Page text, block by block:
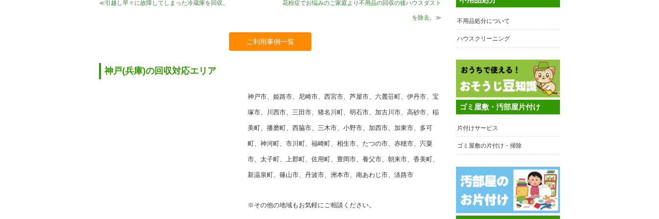
≪引越し早々に故障してしまった冷蔵庫を回収。 花粉症でお悩みのご家庭より不用品の回収の後ハウスダスト
を除去。 ≫
ご利用事例一覧
神戸(兵庫)の回収対応エリア
神戸市、姫路市、尼崎市、西宮市、芦屋市、六麓荘町、伊丹市、宝
塚市、川西市、三田市、猪名川町、明石市、加古川市、高砂市、稲
美町、播磨町、西脇市、三木市、小野市、加西市、加東市、多可
町、神河町、市川町、福崎町、相生市、たつの市、赤穂市、宍粟
市、太子町、上郡町、佐用町、豊岡市、養父市、朝来市、香美町、
新温泉町、篠山市、丹波市、洲本市、南あわじ市、淡路市
※その他の地域もお気軽にご相談ください。
不用品処分について
ハウスクリーニング
ゴミ屋敷・汚部屋片付け
片付けサービス
ゴミ屋敷の片付け・掃除